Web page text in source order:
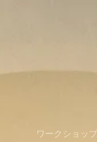
ワークショップ